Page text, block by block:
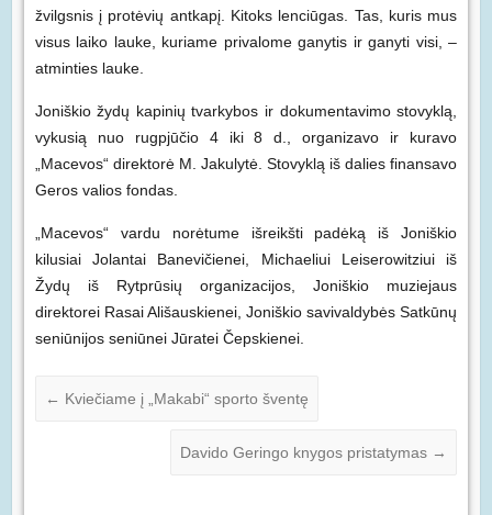
žvilgsnis į protėvių antkapį. Kitoks lenciūgas. Tas, kuris mus
visus laiko lauke, kuriame privalome ganytis ir ganyti visi, –
atminties lauke.
Joniškio žydų kapinių tvarkybos ir dokumentavimo stovyklą,
vykusią nuo rugpjūčio 4 iki 8 d., organizavo ir kuravo
„Macevos“ direktorė M. Jakulytė. Stovyklą iš dalies finansavo
Geros valios fondas.
„Macevos“ vardu norėtume išreikšti padėką iš Joniškio
kilusiai Jolantai Banevičienei, Michaeliui Leiserowitziui iš
Žydų iš Rytprūsių organizacijos, Joniškio muziejaus
direktorei Rasai Ališauskienei, Joniškio savivaldybės Satkūnų
seniūnijos seniūnei Jūratei Čepskienei.
← Kviečiame į „Makabi“ sporto šventę
Davido Geringo knygos pristatymas →